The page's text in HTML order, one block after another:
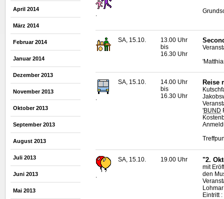
April 2014
März 2014
Februar 2014
Januar 2014
Dezember 2013
November 2013
Oktober 2013
September 2013
August 2013
Juli 2013
Juni 2013
Mai 2013
.
SA, 15.10.
13.00 Uhr
bis
16.30 Uhr
.
SA, 15.10.
14.00 Uhr
bis
16.30 Uhr
Reise
'BUND
SA, 15.10. 19.00 Uhr "2.
mit
den
Eintritt